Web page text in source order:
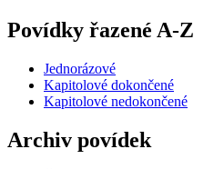
Povídky řazené A-Z
Jednorázové
Kapitolové dokončené
Kapitolové nedokončené
Archiv povídek